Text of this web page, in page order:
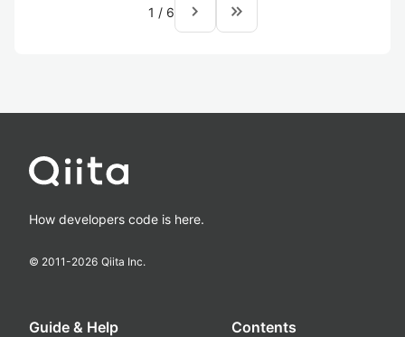
1 / 6 navigate_next keyboard_double_arrow_right
How developers code is here.
© 2011-2026 Qiita Inc.
Guide & Help Contents